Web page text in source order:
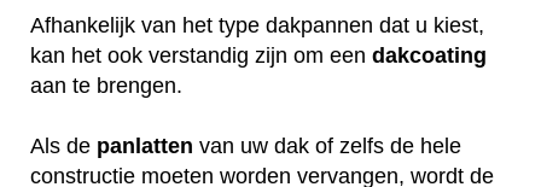
Afhankelijk van het type dakpannen dat u kiest,
kan het ook verstandig zijn om een dakcoating
aan te brengen.
Als de panlatten van uw dak of zelfs de hele
constructie moeten worden vervangen, wordt de